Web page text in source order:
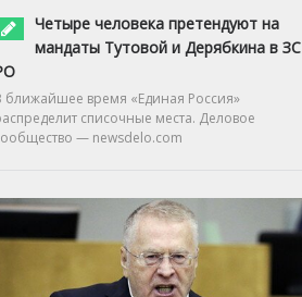
Четыре человека претендуют на
мандаты Тутовой и Дерябкина в ЗС
ближайшее время «Единая Россия»
списочные места. Деловое
— newsdelo.com